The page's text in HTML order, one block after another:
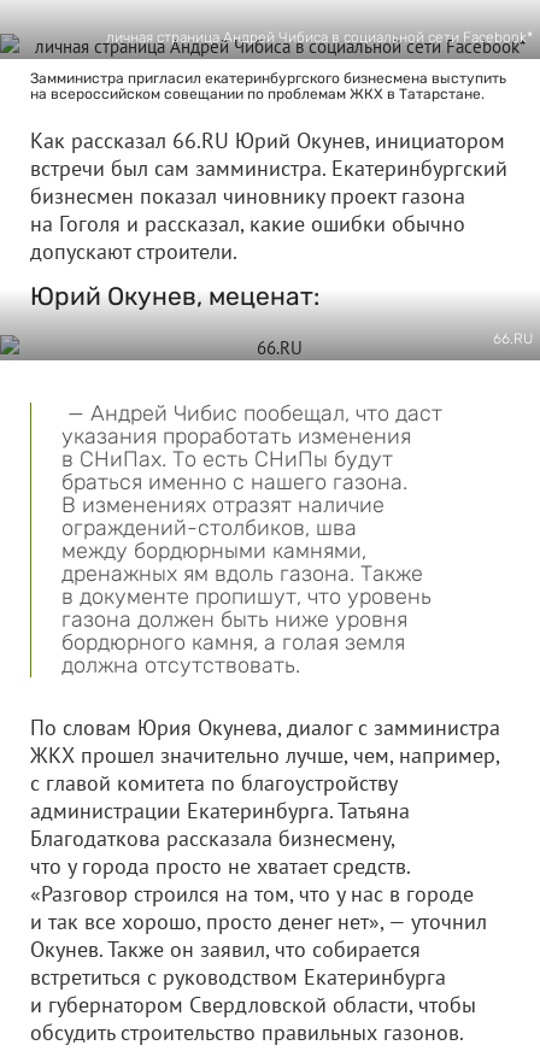
личная страница Андрей Чибиса в социальной сети Facebook*
Замминистра пригласил екатеринбургского бизнесмена выступить
на всероссийском совещании по проблемам ЖКХ в Татарстане.
Как рассказал 66.RU Юрий Окунев, инициатором
встречи был сам замминистра. Екатеринбургский
бизнесмен показал чиновнику проект газона
на Гоголя и рассказал, какие ошибки обычно
допускают строители.
Юрий Окунев, меценат:
66.RU
— Андрей Чибис пообещал, что даст
указания проработать изменения
в СНиПах. То есть СНиПы будут
браться именно с нашего газона.
В изменениях отразят наличие
ограждений-столбиков, шва
между бордюрными камнями,
дренажных ям вдоль газона. Также
в документе пропишут, что уровень
газона должен быть ниже уровня
бордюрного камня, а голая земля
должна отсутствовать.
По словам Юрия Окунева, диалог с замминистра
ЖКХ прошел значительно лучше, чем, например,
с главой комитета по благоустройству
администрации Екатеринбурга. Татьяна
Благодаткова рассказала бизнесмену,
что у города просто не хватает средств.
«Разговор строился на том, что у нас в городе
и так все хорошо, просто денег нет», — уточнил
Окунев. Также он заявил, что собирается
встретиться с руководством Екатеринбурга
и губернатором Свердловской области, чтобы
обсудить строительство правильных газонов.